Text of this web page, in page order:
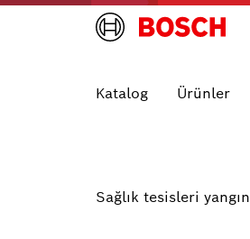
Katalog Ürünler
Sağlık tesisleri yangın